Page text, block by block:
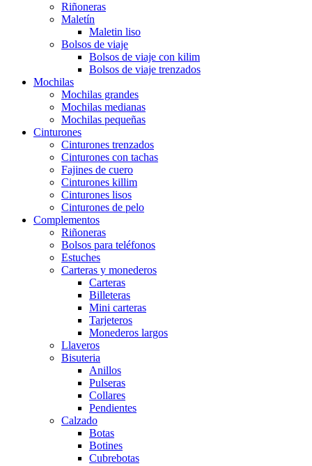
Riñoneras
Maletín
Maletin liso
Bolsos de viaje
Bolsos de viaje con kilim
Bolsos de viaje trenzados
Mochilas
Mochilas grandes
Mochilas medianas
Mochilas pequeñas
Cinturones
Cinturones trenzados
Cinturones con tachas
Fajines de cuero
Cinturones killim
Cinturones lisos
Cinturones de pelo
Complementos
Riñoneras
Bolsos para teléfonos
Estuches
Carteras y monederos
Carteras
Billeteras
Mini carteras
Tarjeteros
Monederos largos
Llaveros
Bisuteria
Anillos
Pulseras
Collares
Pendientes
Calzado
Botas
Botines
Cubrebotas